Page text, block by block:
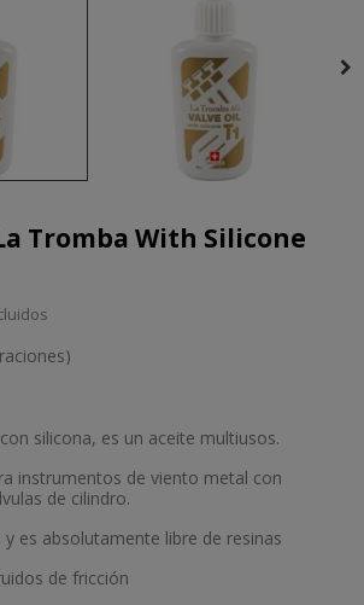
Tromba With Silicone
silicona, es un aceite multiusos.
instrumentos de viento metal con
de cilindro.
es absolutamente libre de resinas
de fricción